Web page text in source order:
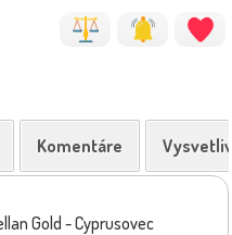
Komentáre
Gold - Cyprusovec